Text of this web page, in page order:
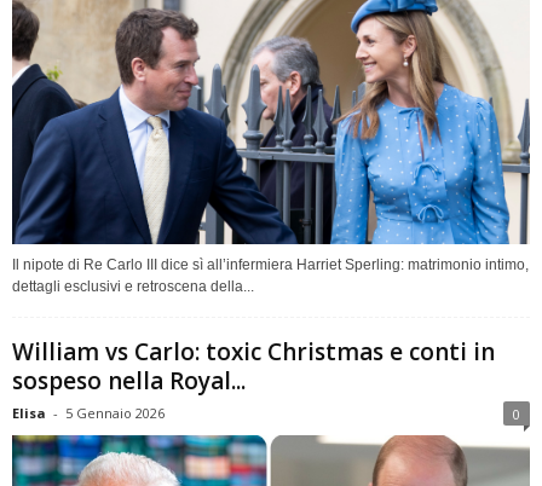
Il nipote di Re Carlo III dice sì all’infermiera Harriet Sperling: matrimonio intimo,
dettagli esclusivi e retroscena della...
William vs Carlo: toxic Christmas e conti in
sospeso nella Royal...
Elisa - 5 Gennaio 2026 0